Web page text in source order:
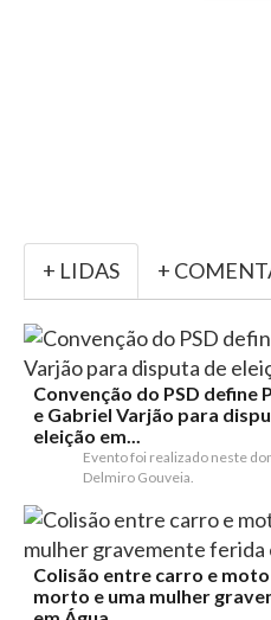
+ LIDAS +
Convenção do PSD define
e Gabriel Varjão para
eleição em...
Evento foi realizado neste
Delmiro Gouveia.
Colisão entre carro e
morto e uma mulher